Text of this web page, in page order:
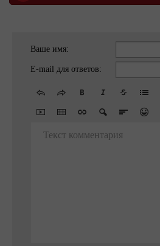
Ваше имя:
E-mail для ответов:
Текст комментария